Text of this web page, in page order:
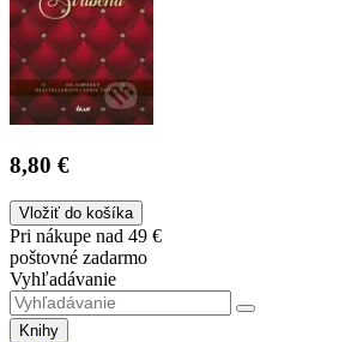
8,80 €
Vložiť do košíka
Pri nákupe nad 49 €
poštovné zadarmo
Vyhľadávanie
Knihy